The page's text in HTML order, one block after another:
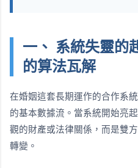
一、 系統失靈的
的算法瓦解
在婚姻這套長期運作的合作系
的基本數據流。當系統開始亮
觀的財產或法律關係，而是雙
轉變。